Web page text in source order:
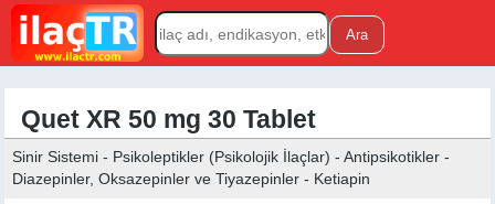
Quet XR 50 mg 30 Tablet
Sinir Sistemi - Psikoleptikler (Psikolojik İlaçlar) - Antipsikotikler -
Diazepinler, Oksazepinler ve Tiyazepinler - Ketiapin